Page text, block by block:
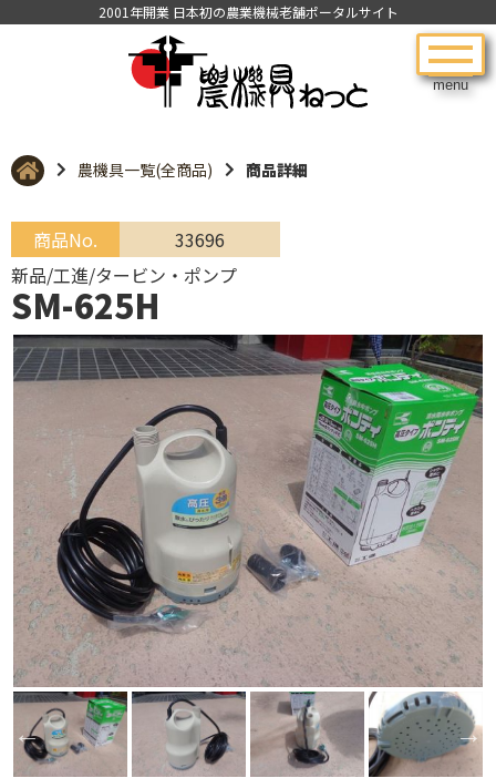
menu
2001年開業 日本初の農業機械老舗ポータルサイト
農機具一覧(全商品) 商品詳細
商品No.
33696
新品/工進/タービン・ポンプ
SM-625H